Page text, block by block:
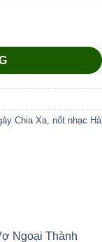
Chia Xa, nốt nhạc Hà
Ngoại Thành